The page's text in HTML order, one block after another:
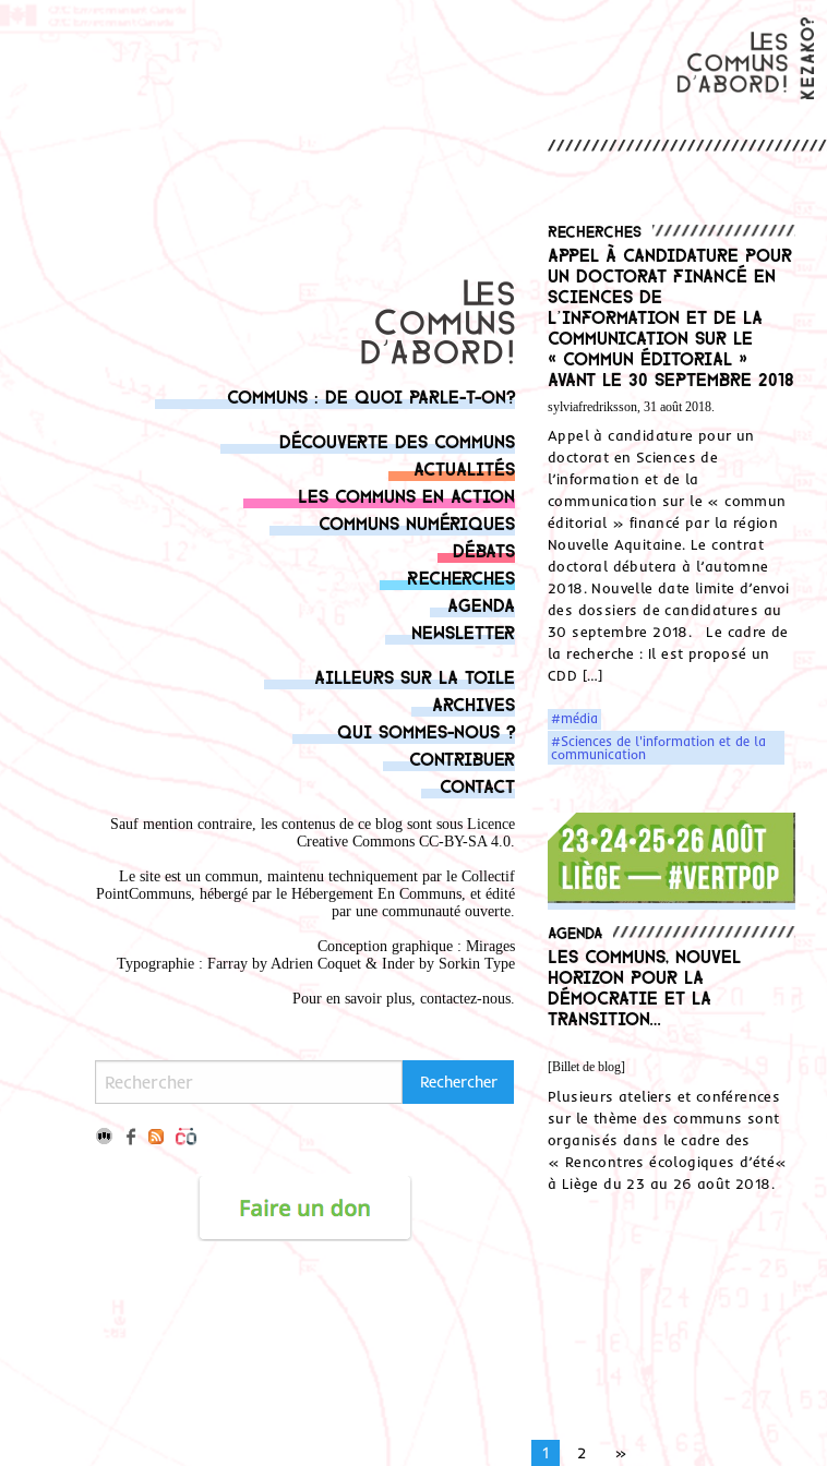
Communs : de quoi parle-t-on?
Découverte des communs
Actualités
Les communs en action
Communs numériques
Débats
Recherches
Agenda
Newsletter
Ailleurs sur la toile
Archives
Qui sommes-nous ?
Contribuer
Contact
Sauf mention contraire, les contenus de ce blog sont sous Licence
Creative Commons CC-BY-SA 4.0.
Le site est un commun, maintenu techniquement par le Collectif
PointCommuns, hébergé par le Hébergement En Communs, et édité
par une communauté ouverte.
Conception graphique : Mirages
Typographie : Farray by Adrien Coquet & Inder by Sorkin Type
Pour en savoir plus, contactez-nous.
Recherches
Appel à candidature pour
un doctorat financé en
Sciences de
l’information et de la
communication sur le
« commun éditorial »
avant le 30 septembre 2018
sylviafredriksson, 31 août 2018.
Appel à candidature pour un
doctorat en Sciences de
l’information et de la
communication sur le « commun
éditorial » financé par la région
Nouvelle Aquitaine. Le contrat
doctoral débutera à l’automne
2018. Nouvelle date limite d’envoi
des dossiers de candidatures au
30 septembre 2018. Le cadre de
la recherche : Il est proposé un
CDD […]
#média
#Sciences de l'information et de la
communication
Agenda
Les communs, nouvel
horizon pour la
démocratie et la
transition…
[Billet de blog]
Plusieurs ateliers et conférences
sur le thème des communs sont
organisés dans le cadre des
« Rencontres écologiques d’été«
à Liège du 23 au 26 août 2018.
1 2 »